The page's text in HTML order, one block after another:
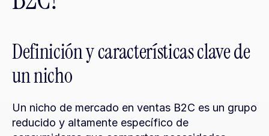
Definición y características clave de
un nicho
Un nicho de mercado en ventas B2C es un grupo
reducido y altamente específico de